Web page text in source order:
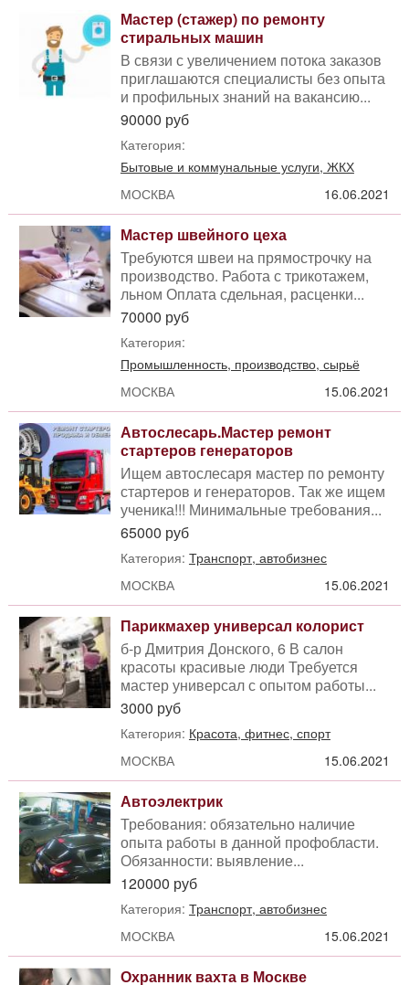
Мастер (стажер) по ремонту
стиральных машин
В связи с увеличением потока заказов
приглашаются специалисты без опыта
и профильных знаний на вакансию...
90000 руб
Категория:
Бытовые и коммунальные услуги, ЖКХ
МОСКВА
16.06.2021
Мастер швейного цеха
Требуются швеи на прямострочку на
производство. Работа с трикотажем,
льном Оплата сдельная, расценки...
70000 руб
Категория:
Промышленность, производство, сырьё
МОСКВА
15.06.2021
Автослесарь.Мастер ремонт
стартеров генераторов
Ищем автослесаря мастер по ремонту
стартеров и генераторов. Так же ищем
ученика!!! Минимальные требования...
65000 руб
Категория: Транспорт, автобизнес
МОСКВА
15.06.2021
Парикмахер универсал колорист
б-р Дмитрия Донского, 6 В салон
красоты красивые люди Требуется
мастер универсал с опытом работы...
3000 руб
Категория: Красота, фитнес, спорт
МОСКВА
15.06.2021
Автоэлектрик
Требования: обязательно наличие
опыта работы в данной профобласти.
Обязанности: выявление...
120000 руб
Категория: Транспорт, автобизнес
МОСКВА
15.06.2021
Охранник вахта в Москве